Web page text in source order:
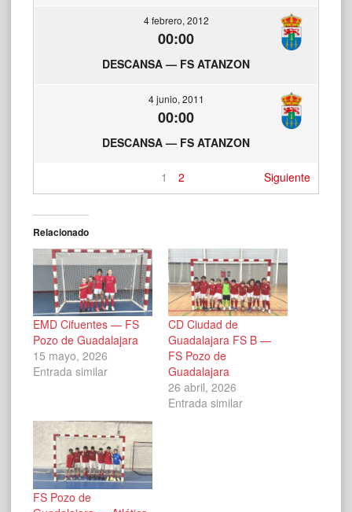
4 febrero, 2012
00:00
DESCANSA — FS ATANZON
4 junio, 2011
00:00
DESCANSA — FS ATANZON
1 2 Siguiente
Relacionado
EMD Cifuentes — FS
Pozo de Guadalajara
15 mayo, 2026
Entrada similar
CD Ciudad de
Guadalajara FS B —
FS Pozo de
Guadalajara
26 abril, 2026
Entrada similar
FS Pozo de